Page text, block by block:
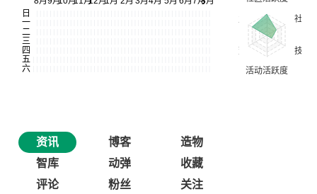
资讯 博客
造物
智库
动弹
收藏
评论
粉丝 关注